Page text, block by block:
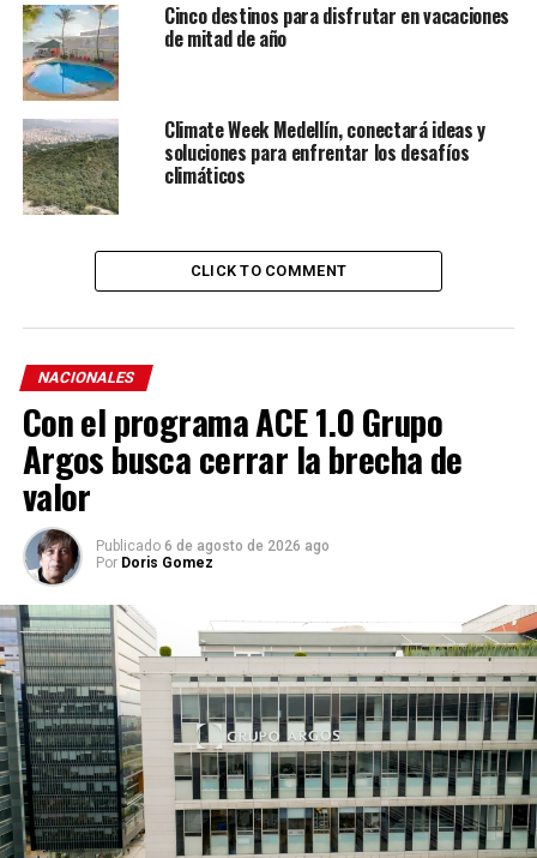
Cinco destinos para disfrutar en vacaciones
de mitad de año
Climate Week Medellín, conectará ideas y
soluciones para enfrentar los desafíos
climáticos
CLICK TO COMMENT
NACIONALES
Con el programa ACE 1.0 Grupo
Argos busca cerrar la brecha de
valor
Publicado 6 de agosto de 2026 ago
Por Doris Gomez